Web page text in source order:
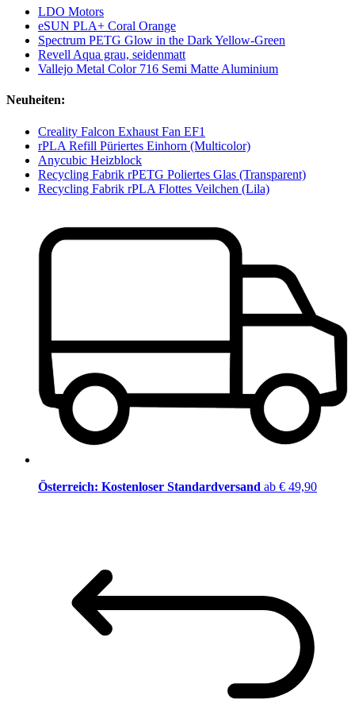
LDO Motors
eSUN PLA+ Coral Orange
Spectrum PETG Glow in the Dark Yellow-Green
Revell Aqua grau, seidenmatt
Vallejo Metal Color 716 Semi Matte Aluminium
Neuheiten:
Creality Falcon Exhaust Fan EF1
rPLA Refill Püriertes Einhorn (Multicolor)
Anycubic Heizblock
Recycling Fabrik rPETG Poliertes Glas (Transparent)
Recycling Fabrik rPLA Flottes Veilchen (Lila)
Österreich: Kostenloser Standardversand ab € 49,90